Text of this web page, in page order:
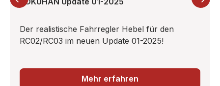
Der realistische Fahrregler Hebel für den
RC02/RC03 im neuen Update 01-2025!
Mehr erfahren